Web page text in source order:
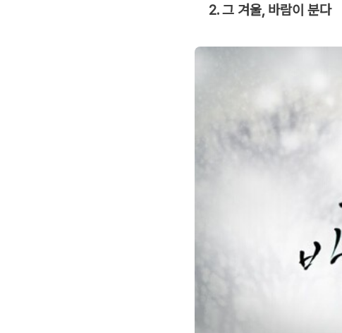
2. 그 겨울, 바람이 분다